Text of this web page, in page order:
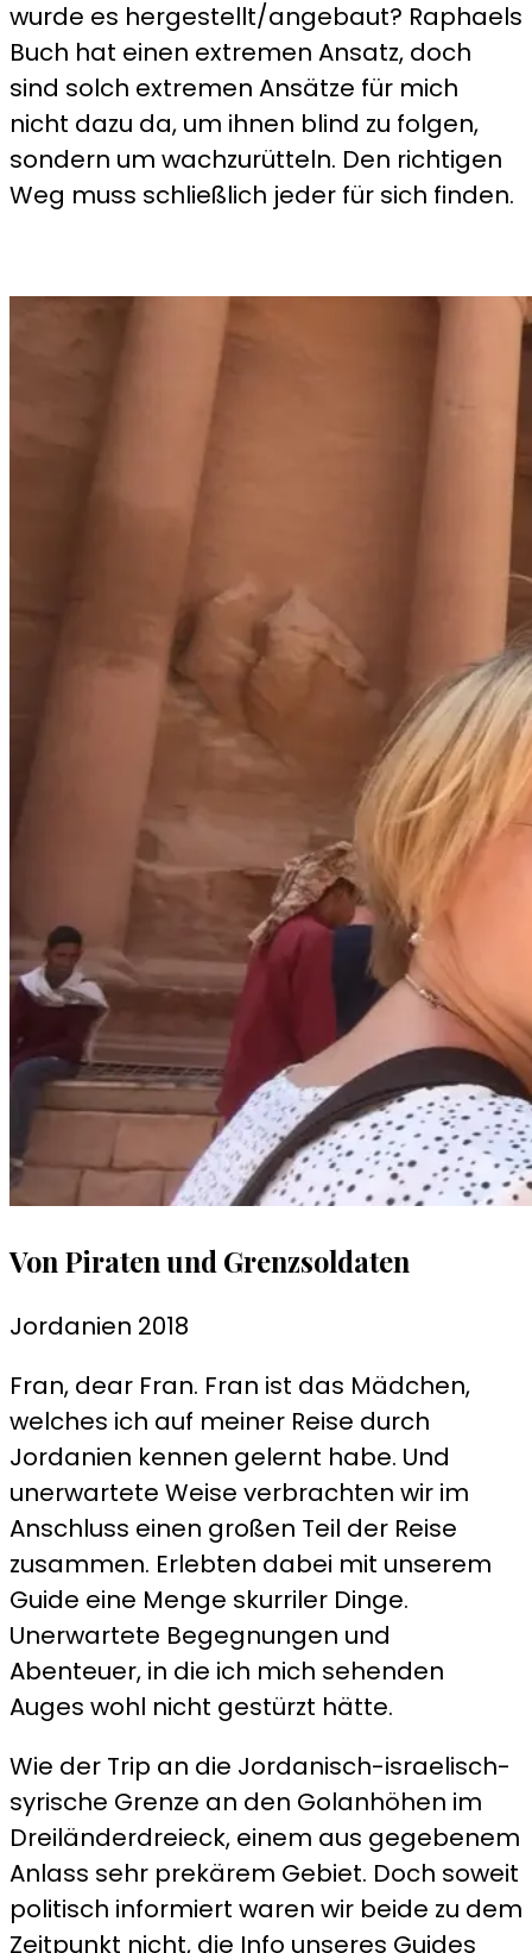
wurde es hergestellt/angebaut? Raphaels
Buch hat einen extremen Ansatz, doch
sind solch extremen Ansätze für mich
nicht dazu da, um ihnen blind zu folgen,
sondern um wachzurütteln. Den richtigen
Weg muss schließlich jeder für sich finden.
Von Piraten und Grenzsoldaten
Jordanien 2018
Fran, dear Fran. Fran ist das Mädchen,
welches ich auf meiner Reise durch
Jordanien kennen gelernt habe. Und
unerwartete Weise verbrachten wir im
Anschluss einen großen Teil der Reise
zusammen. Erlebten dabei mit unserem
Guide eine Menge skurriler Dinge.
Unerwartete Begegnungen und
Abenteuer, in die ich mich sehenden
Auges wohl nicht gestürzt hätte.
Wie der Trip an die Jordanisch-israelisch-
syrische Grenze an den Golanhöhen im
Dreiländerdreieck, einem aus gegebenem
Anlass sehr prekärem Gebiet. Doch soweit
politisch informiert waren wir beide zu dem
Zeitpunkt nicht, die Info unseres Guides